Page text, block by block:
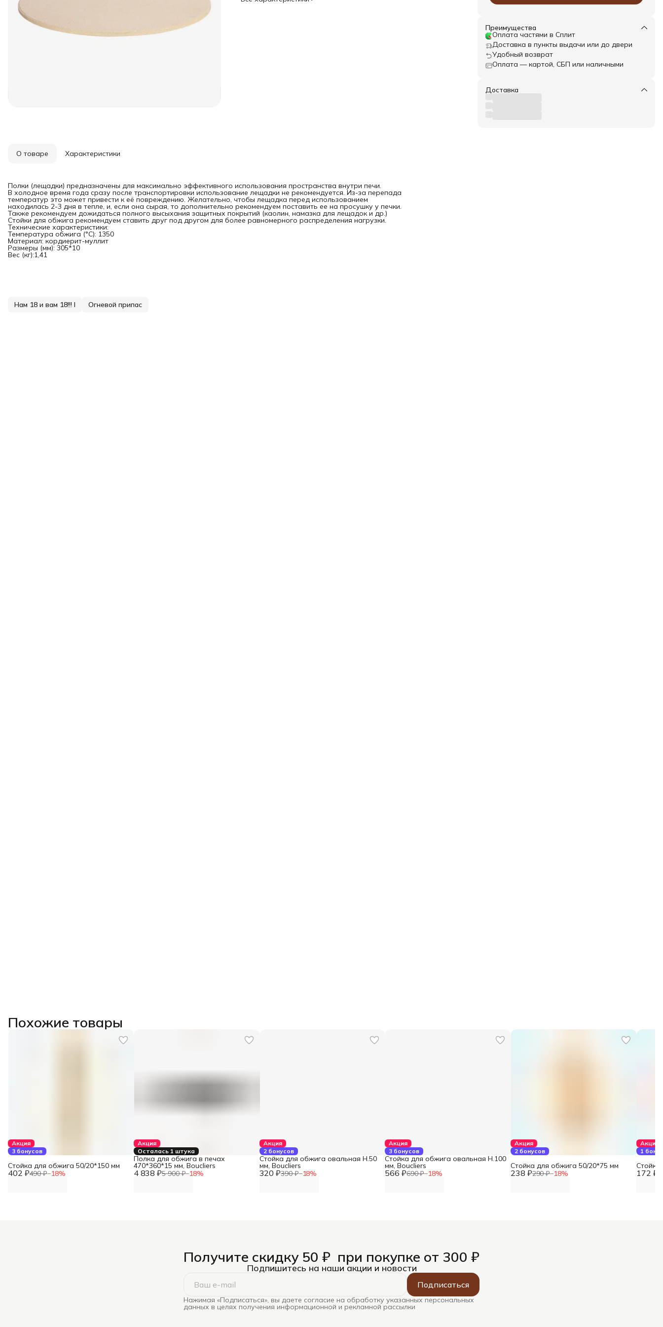
Преимущества
Оплата частями в Сплит
Доставка в пункты выдачи или до двери
Удобный возврат
Оплата — картой, СБП или наличными
Доставка
О товаре Характеристики
Полки (лещадки) предназначены для максимально эффективного использования пространства внутри печи.
В холодное время года сразу после транспортировки использование лещадки не рекомендуется. Из-за перепада
температур это может привести к её повреждению. Желательно, чтобы лещадка перед использованием
находилась 2-3 дня в тепле, и, если она сырая, то дополнительно рекомендуем поставить ее на просушку у печки.
Также рекомендуем дожидаться полного высыхания защитных покрытий (каолин, намазка для лещадок и др.)
Стойки для обжига рекомендуем ставить друг под другом для более равномерного распределения нагрузки.
Технические характеристики:
Температура обжига (°С): 1350
Материал: кордиерит-муллит
Размеры (мм): 305*10
Вес (кг):1,41
Нам 18 и вам 18!!! I Огневой припас
Похожие товары
Акция
3 бонусов
402 ₽490 ₽−18%
Стойка для обжига 50/20*150 мм
Акция
Осталась 1 штука
4 838 ₽5 900 ₽−18%
Полка для обжига в печах
470*360*15 мм, Boucliers
Акция
2 бонусов
320 ₽390 ₽−18%
Стойка для обжига овальная Н.50
мм, Boucliers
Акция
3 бонусов
566 ₽690 ₽−18%
Стойка для обжига овальная Н.100
мм, Boucliers
Акция
2 бонусов
238 ₽290 ₽−18%
Стойка для обжига 50/20*75 мм
Акция
1
172 ₽
Получите скидку 50 ₽ при покупке от 300 ₽
Подпишитесь на наши акции и новости
Подписаться
Нажимая «Подписаться», вы даете согласие на обработку указанных персональных
данных в целях получения информационной и рекламной рассылки